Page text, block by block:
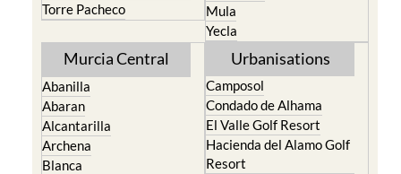
Torre Pacheco
Mula
Yecla
Murcia Central
Abanilla
Abaran
Alcantarilla
Archena
Blanca
Urbanisations
Camposol
Condado de Alhama
El Valle Golf Resort
Hacienda del Alamo Golf
Resort